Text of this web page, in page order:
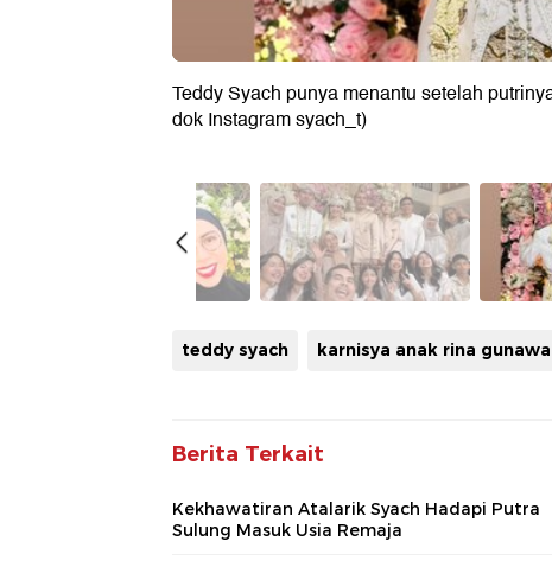
Teddy Syach punya menantu setelah
dok Instagram syach_t)
teddy syach karnisya anak rina
Berita Terkait
Kekhawatiran Atalarik Syach Hadapi Putra
Sulung Masuk Usia Remaja